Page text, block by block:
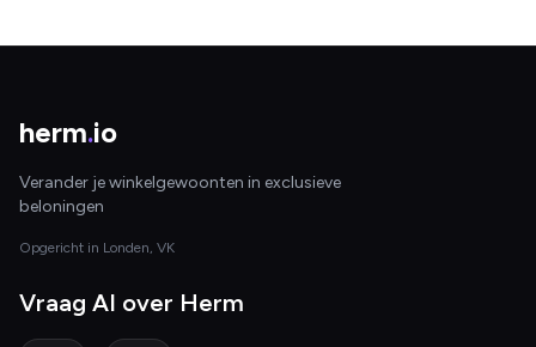
herm.io
Verander je winkelgewoonten in exclusieve
beloningen
Opgericht in Londen, VK
Vraag AI over Herm